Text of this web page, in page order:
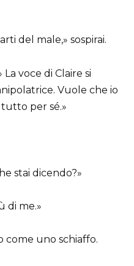
del male,» sospirai.
voce di Claire si
Vuole che io
per sé.»
stai dicendo?»
di me.»
come uno schiaffo.